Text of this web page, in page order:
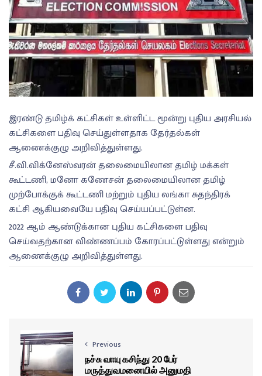
இரண்டு தமிழ்க் கட்சிகள் உள்ளிட்ட மூன்று புதிய அரசியல்
கட்சிகளை பதிவு செய்துள்ளதாக தேர்தல்கள்
ஆணைக்குழு அறிவித்துள்ளது.
சீ.வி.விக்னேஸ்வரன் தலைமையிலான தமிழ் மக்கள்
கூட்டணி, மனோ கணேசன் தலைமையிலான தமிழ்
முற்போக்குக் கூட்டணி மற்றும் புதிய லங்கா சுதந்திரக்
கட்சி ஆகியவையே பதிவு செய்யப்பட்டுள்ன.
2022 ஆம் ஆண்டுக்கான புதிய கட்சிகளை பதிவு
செய்வதற்கான விண்ணப்பம் கோரப்பட்டுள்ளது என்றும்
ஆணைக்குழு அறிவித்துள்ளது.
Previous
நச்சு வாயு கசிந்து 20 பேர்
மருத்துவமனையில் அனுமதி